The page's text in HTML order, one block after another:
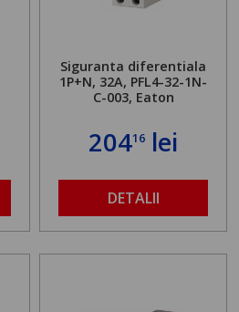
Siguranta diferentiala
1P+N, 32A, PFL4-32-1N-
C-003, Eaton
20416 lei
DETALII